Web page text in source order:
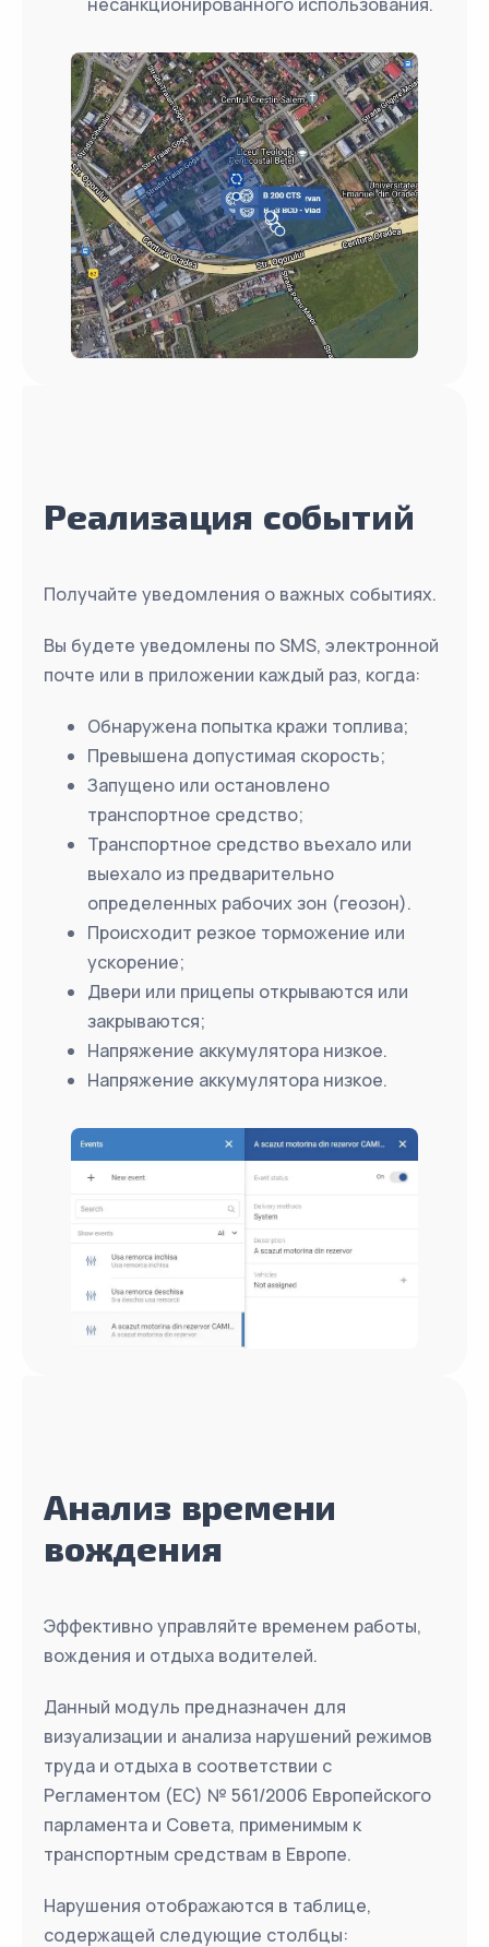
Реализация событий
Получайте уведомления о важных событиях.
Вы будете уведомлены по SMS, электронной
почте или в приложении каждый раз, когда:
Обнаружена попытка кражи топлива;
Превышена допустимая скорость;
Запущено или остановлено
транспортное средство;
Транспортное средство въехало или
выехало из предварительно
определенных рабочих зон (геозон).
Происходит резкое торможение или
ускорение;
Двери или прицепы открываются или
закрываются;
Напряжение аккумулятора низкое.
Напряжение аккумулятора низкое.
Анализ времени
вождения
Эффективно управляйте временем работы,
вождения и отдыха водителей.
Данный модуль предназначен для
визуализации и анализа нарушений режимов
труда и отдыха в соответствии с
Регламентом (ЕС) № 561/2006 Европейского
парламента и Совета, применимым к
транспортным средствам в Европе.
Нарушения отображаются в таблице,
содержащей следующие столбцы: